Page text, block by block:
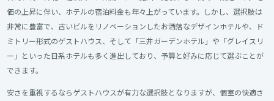
価の上昇に伴い、ホテルの宿泊料金も年々上がっています。しかし、選択肢は
非常に豊富で、古いビルをリノベーションしたお洒落なデザインホテルや、ド
ミトリー形式のゲストハウス、そして「三井ガーデンホテル」や「グレイスリ
ー」といった日系ホテルも多く進出しており、予算と好みに応じて選ぶことが
できます。
安さを重視するならゲストハウスが有力な選択肢となりますが、個室の快適さ